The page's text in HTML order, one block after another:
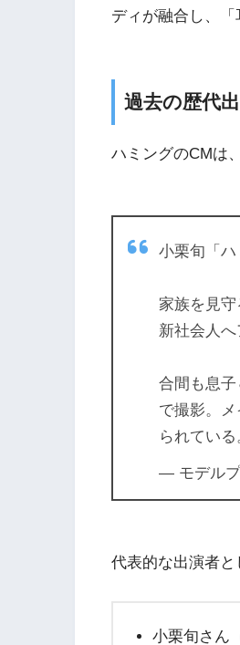
ディが融合し、「
過去の歴代
ハミングのCMは
小栗旬「
家族を見
新社会人
合間も息
で撮影。
られている
— モデル
代表的な出演者と
小栗旬さん